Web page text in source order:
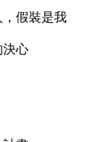
假裝是我
決心